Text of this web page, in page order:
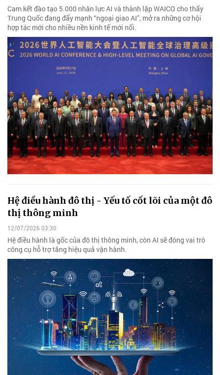
Cam kết đào tạo 5.000 nhân lực AI và thành lập WAICO cho thấy
Trung Quốc đang đẩy mạnh “ngoại giao AI”, mở ra những cơ hội
hợp tác mới cho nhiều nền kinh tế mới nổi.
Hệ điều hành đô thị - Yếu tố cốt lõi của một đô
thị thông minh
12/07/2026 03:30
Hệ điều hành là gốc của đô thị thông minh, còn AI sẽ đóng vai trò
công cụ hỗ trợ tăng hiệu quả vận hành.